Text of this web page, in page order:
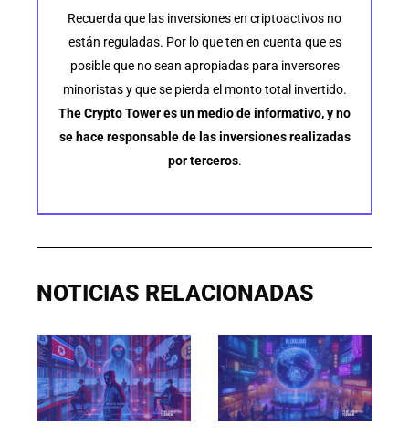
Recuerda que las inversiones en criptoactivos no
están reguladas. Por lo que ten en cuenta que es
posible que no sean apropiadas para inversores
minoristas y que se pierda el monto total invertido.
The Crypto Tower es un medio de informativo, y no
se hace responsable de las inversiones realizadas
por terceros.
NOTICIAS RELACIONADAS